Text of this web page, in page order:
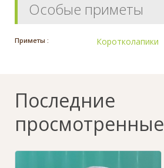
Особые приметы
Приметы : Коротколапики
Последние
просмотренные